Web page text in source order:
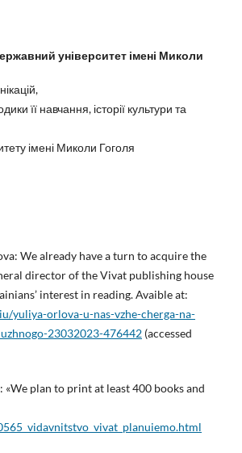
університет імені Миколи
її навчання, історії культури та
імені Миколи Гоголя
We already have a turn to acquire the
director of the Vivat publishing house
interest in reading. Avaible at:
yuliya-orlova-u-nas-vzhe-cherga-na-
23032023-476442 (accessed
plan to print at least 400 books and